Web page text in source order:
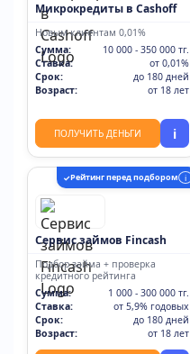
Микрокредиты в Cashoff
Новым клиентам 0,01%
Сумма:
10 000 - 350 000 тг.
Ставка:
от 0,01%
Срок:
до 180 дней
Возраст:
от 18 лет
ПОЛУЧИТЬ ДЕНЬГИ i
✓Рейтинг перед подбором i
Сервис займов Fincash
Подбор займа + проверка
кредитного рейтинга
Сумма:
1 000 - 300 000 тг.
Ставка:
от 5,9% годовых
Срок:
до 180 дней
Возраст:
от 18 лет